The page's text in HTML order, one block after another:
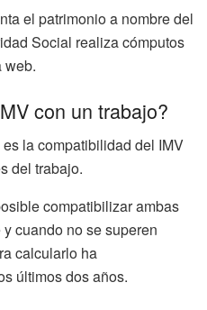
el patrimonio a nombre del
Social realiza cómputos
web.
con un trabajo?
la compatibilidad del IMV
del trabajo.
compatibilizar ambas
cuando no se superen
calcularlo ha
últimos dos años.